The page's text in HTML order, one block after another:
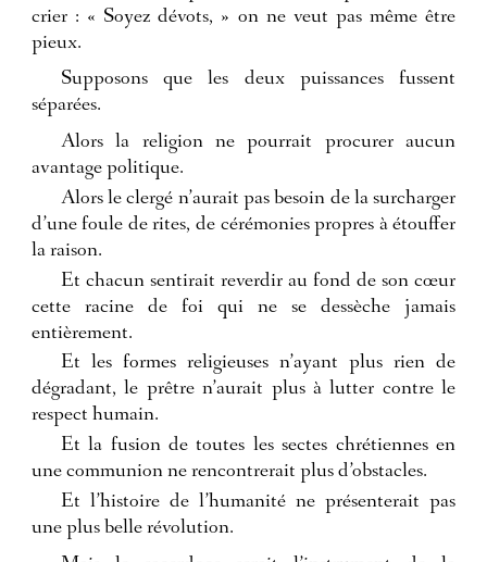
crier : « Soyez dévots, » on ne veut pas même être
pieux.
Supposons que les deux puissances fussent
séparées.
Alors la religion ne pourrait procurer aucun
avantage politique.
Alors le clergé n’aurait pas besoin de la surcharger
d’une foule de rites, de cérémonies propres à étouffer
la raison.
Et chacun sentirait reverdir au fond de son cœur
cette racine de foi qui ne se dessèche jamais
entièrement.
Et les formes religieuses n’ayant plus rien de
dégradant, le prêtre n’aurait plus à lutter contre le
respect humain.
Et la fusion de toutes les sectes chrétiennes en
une communion ne rencontrerait plus d’obstacles.
Et l’histoire de l’humanité ne présenterait pas
une plus belle révolution.